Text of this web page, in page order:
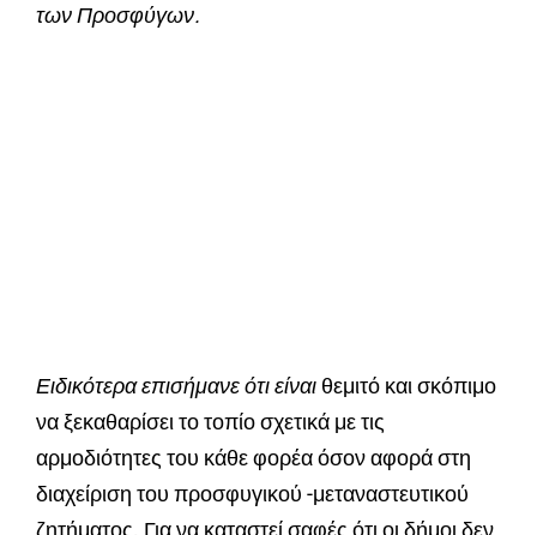
των Προσφύγων.
Ειδικότερα επισήμανε ότι είναι θεμιτό και σκόπιμο
να ξεκαθαρίσει το τοπίο σχετικά με τις
αρμοδιότητες του κάθε φορέα όσον αφορά στη
διαχείριση του προσφυγικού -μεταναστευτικού
ζητήματος. Για να καταστεί σαφές ότι οι δήμοι δεν